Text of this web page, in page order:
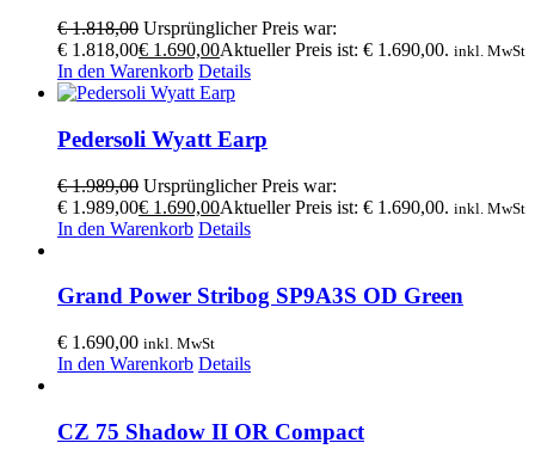
€1.818,00 Ursprünglicher Preis war:
€ 1.818,00€ 1.690,00Aktueller Preis ist: € 1.690,00. inkl. MwSt
In den Warenkorb Details
Pedersoli Wyatt Earp
€1.989,00 Ursprünglicher Preis war:
€ 1.989,00€ 1.690,00Aktueller Preis ist: € 1.690,00. inkl. MwSt
In den Warenkorb Details
Grand Power Stribog SP9A3S OD Green
€ 1.690,00 inkl. MwSt
In den Warenkorb Details
CZ 75 Shadow II OR Compact